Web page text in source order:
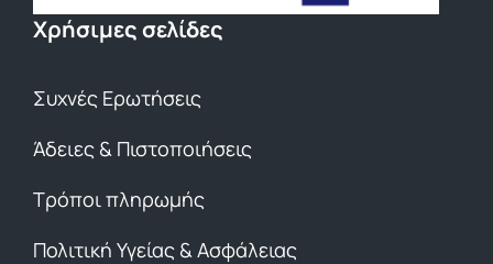
Χρήσιμες σελίδες
Συχνές Ερωτήσεις
Άδειες & Πιστοποιήσεις
Τρόποι πληρωμής
Πολιτική Υγείας & Ασφάλειας